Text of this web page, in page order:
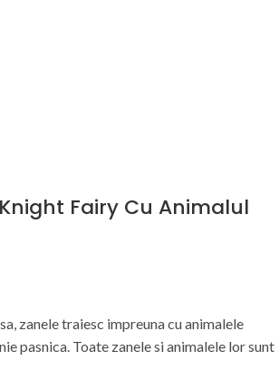
Fairy Cu Animalul
zanele traiesc impreuna cu animalele
pasnica. Toate zanele si animalele lor sunt